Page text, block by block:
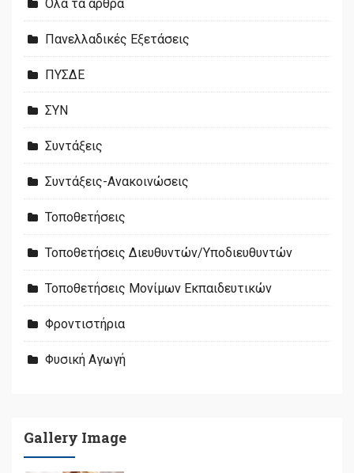
Όλα τα άρθρα
Πανελλαδικές Εξετάσεις
ΠΥΣΔΕ
ΣΥΝ
Συντάξεις
Συντάξεις-Ανακοινώσεις
Τοποθετήσεις
Τοποθετήσεις Διευθυντών/Υποδιευθυντών
Τοποθετήσεις Μονίμων Εκπαιδευτικών
Φροντιστήρια
Φυσική Αγωγή
Gallery Image